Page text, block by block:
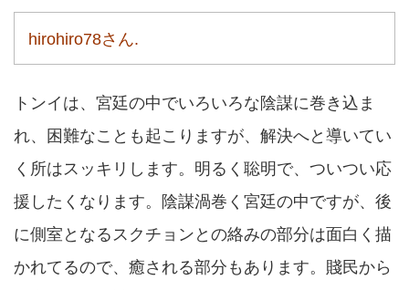
hirohiro78さん.
トンイは、宮廷の中でいろいろな陰謀に巻き込ま
れ、困難なことも起こりますが、解決へと導いてい
く所はスッキリします。明るく聡明で、ついつい応
援したくなります。陰謀渦巻く宮廷の中ですが、後
に側室となるスクチョンとの絡みの部分は面白く描
かれてるので、癒される部分もあります。賤民から